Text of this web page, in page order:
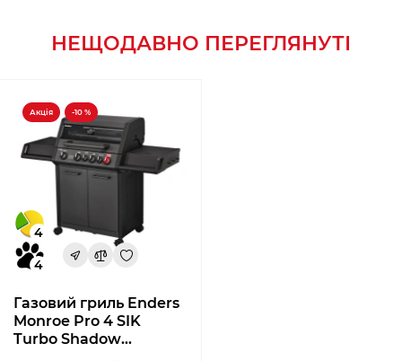
НЕЩОДАВНО ПЕРЕГЛЯНУТІ
4
4
Акція -10 %
Газовий гриль Enders
Monroe Pro 4 SIK
Turbo Shadow
838533NP24 + Балон